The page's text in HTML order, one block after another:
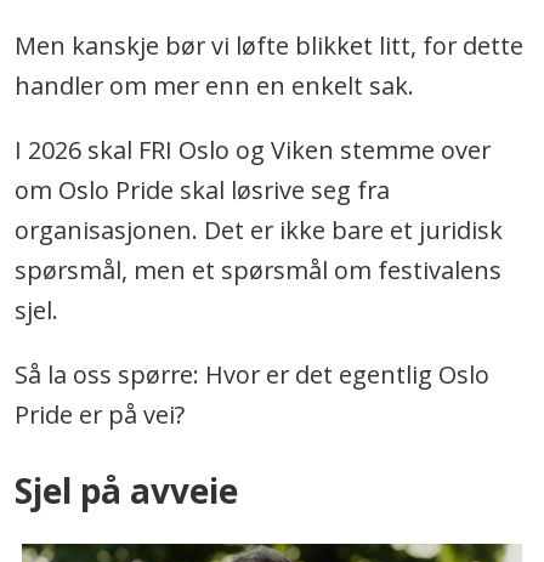
Men kanskje bør vi løfte blikket litt, for dette
handler om mer enn en enkelt sak.
I 2026 skal FRI Oslo og Viken stemme over
om Oslo Pride skal løsrive seg fra
organisasjonen. Det er ikke bare et juridisk
spørsmål, men et spørsmål om festivalens
sjel.
Så la oss spørre: Hvor er det egentlig Oslo
Pride er på vei?
Sjel på avveie